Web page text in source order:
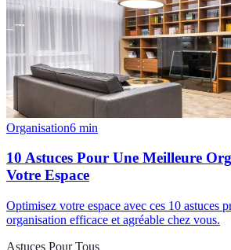
Organisation6 min
10 Astuces Pour Une Meilleure
Votre Espace
Optimisez votre espace avec ces 10 astuces
organisation efficace et agréable chez vous.
Astuces Pour Tous